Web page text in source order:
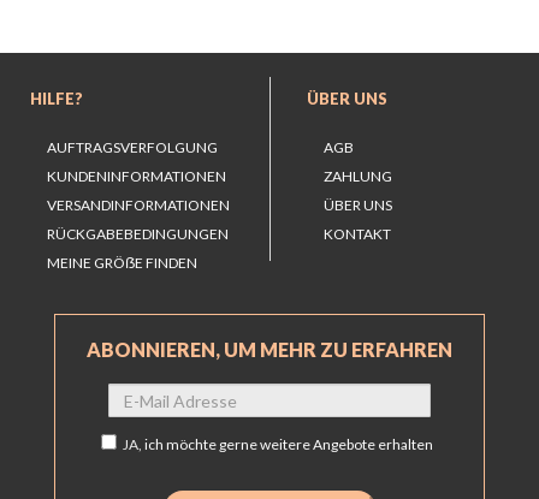
HILFE?
AUFTRAGSVERFOLGUNG
KUNDENINFORMATIONEN
VERSANDINFORMATIONEN
RÜCKGABEBEDINGUNGEN
MEINE GRÖẞE FINDEN
ÜBER UNS
AGB
ZAHLUNG
ÜBER UNS
KONTAKT
ABONNIEREN, UM MEHR ZU ERFAHREN
JA, ich möchte gerne weitere Angebote erhalten